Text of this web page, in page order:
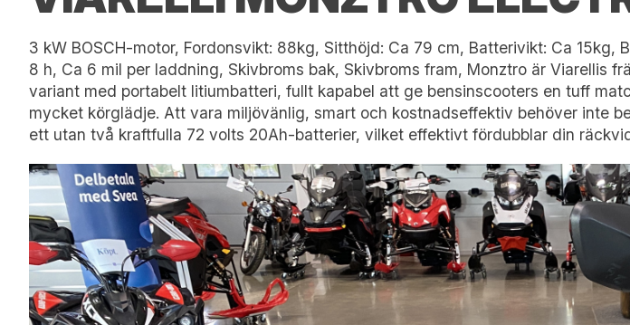
3 kW BOSCH-motor, Fordonsvikt: 88kg, Sitthöjd: Ca 79 cm, Batterivikt: Ca
8 h, Ca 6 mil per laddning, Skivbroms bak, Skivbroms fram, Monztro är Viarellis
variant med portabelt litiumbatteri, fullt kapabel att ge bensinscooters en tuff
mycket körglädje. Att vara miljövänlig, smart och kostnadseffektiv behöver inte
ett utan två kraftfulla 72 volts 20Ah-batterier, vilket effektivt fördubblar din